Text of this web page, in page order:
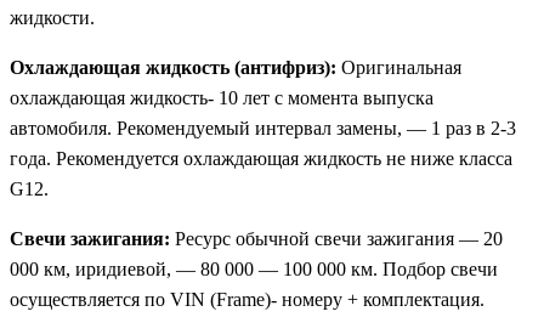
жидкости.
Охлаждающая жидкость (антифриз): Оригинальная
охлаждающая жидкость- 10 лет с момента выпуска
автомобиля. Рекомендуемый интервал замены, — 1 раз в 2-3
года. Рекомендуется охлаждающая жидкость не ниже класса
G12.
Свечи зажигания: Ресурс обычной свечи зажигания — 20
000 км, иридиевой, — 80 000 — 100 000 км. Подбор свечи
осуществляется по VIN (Frame)- номеру + комплектация.